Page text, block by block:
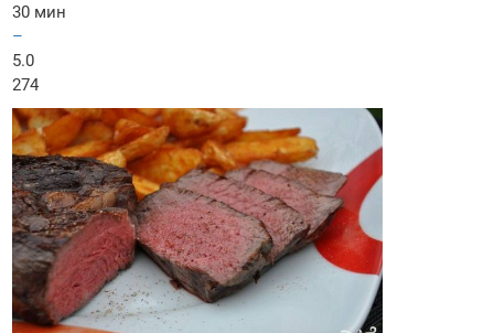
30 мин
–
5.0
274